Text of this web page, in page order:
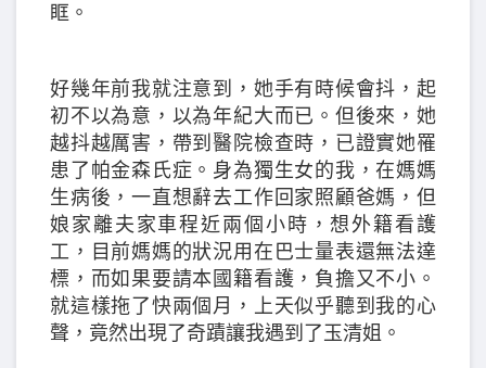
眶。
好幾年前我就注意到，她手有時候會抖，起
初不以為意，以為年紀大而已。但後來，她
越抖越厲害，帶到醫院檢查時，已證實她罹
患了帕金森氏症。身為獨生女的我，在媽媽
生病後，一直想辭去工作回家照顧爸媽，但
娘家離夫家車程近兩個小時，想外籍看護
工，目前媽媽的狀況用在巴士量表還無法達
標，而如果要請本國籍看護，負擔又不小。
就這樣拖了快兩個月，上天似乎聽到我的心
聲，竟然出現了奇蹟讓我遇到了玉清姐。